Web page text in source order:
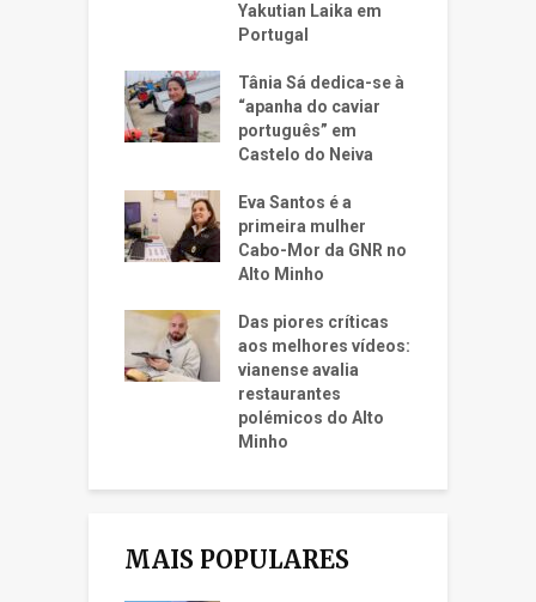
Yakutian Laika em
Portugal
Tânia Sá dedica-se à
“apanha do caviar
português” em
Castelo do Neiva
Eva Santos é a
primeira mulher
Cabo-Mor da GNR no
Alto Minho
Das piores críticas
aos melhores vídeos:
vianense avalia
restaurantes
polémicos do Alto
Minho
MAIS POPULARES